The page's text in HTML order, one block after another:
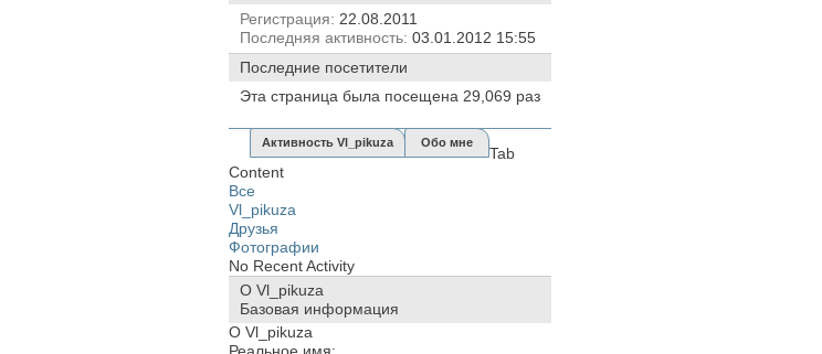
Регистрация
22.08.2011
Последняя активность 03.01.2012 15:55
Последние посетители
Эта страница была посещена 29,069 раз
Активность Vl_pikuza Обо мне
Tab
Content
Все
Vl_pikuza
Друзья
Фотографии
No Recent Activity
О Vl_pikuza
Базовая информация
О Vl_pikuza
Реальное имя: